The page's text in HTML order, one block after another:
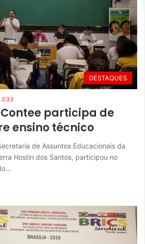
DESTAQUES
participa de
ensino técnico
de Assuntos Educacionais da
Hostin dos Santos, participou no